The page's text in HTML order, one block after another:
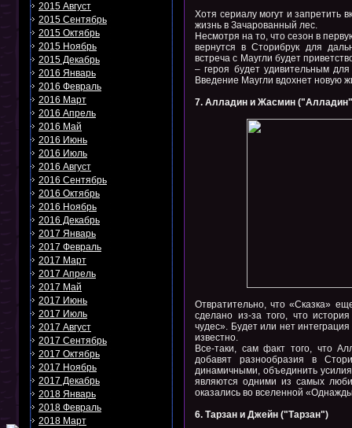
2015 Август
2015 Сентябрь
2015 Октябрь
2015 Ноябрь
2015 Декабрь
2016 Январь
2016 Февраль
2016 Март
2016 Апрель
2016 Май
2016 Июнь
2016 Июль
2016 Август
2016 Сентябрь
2016 Октябрь
2016 Ноябрь
2016 Декабрь
2017 Январь
2017 Февраль
2017 Март
2017 Апрель
2017 Май
2017 Июнь
2017 Июль
2017 Август
2017 Сентябрь
2017 Октябрь
2017 Ноябрь
2017 Декабрь
2018 Январь
2018 Февраль
2018 Март
Хотя сериалу могут и запретить
жизнь в Зачарованный лес.
Несмотря на то, что сезон в
вернутся в Сторибрук для
встреча с Маугли будет
– героя будет удивительным
Введение Маугли вдохнет новую
7. Алладин и Жасмин
Отвратительно, что «Сказка»
сделано из-за того, что
чудес». Будет или нет
известно.
Все-таки, сам факт того, что
добавят разнообразия в
динамичными, объединить
являются одними из самых
оказались во вселенной
6. Тарзан и Джейн ("Тарзан")